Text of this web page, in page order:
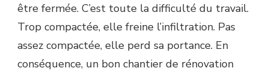
être fermée. C’est toute la difficulté du travail.
Trop compactée, elle freine l’infiltration. Pas
assez compactée, elle perd sa portance. En
conséquence, un bon chantier de rénovation